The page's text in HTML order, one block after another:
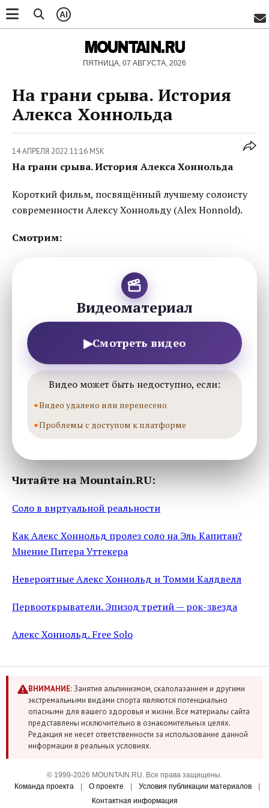
AI
MOUNTAIN.RU
ПЯТНИЦА, 07 АВГУСТА, 2026
На грани срыва. История
Алекса Хоннольда
14 АПРЕЛЯ 2022 11:16 MSK
На грани срыва. История Алекса Хоннольда
Короткий фильм, посвящённый лучшему солоисту
современности Алексу Хоннольду (Alex Honnold).
Смотрим:
Видеоматериал
▶Смотреть видео
Видео может быть недоступно, если:
Видео удалено или перенесено
Проблемы с доступом к платформе
Читайте на Mountain.RU:
Соло в виртуальной реальности
Как Алекс Хоннольд пролез соло на Эль Капитан?
Мнение Питера Уттекера
Невероятные Алекс Хоннольд и Томми Калдвелл
Первооткрыватели. Эпизод третий — рок-звезда
Алекс Хоннольд. Free Solo
ВНИМАНИЕ:Занятия альпинизмом, скалолазанием и другими
экстремальными видами спорта являются потенциально
опасными для вашего здоровья и жизни. Все материалы сайта
представлены исключительно в ознакомительных целях.
Редакция не несет ответственности за использование данной
информации в реальных условиях.
© 1999-2026 MOUNTAIN.RU. Все права защищены.
Команда проекта
О проекте Условия публикации материалов
Контактная информация